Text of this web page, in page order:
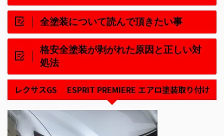
全塗装について読んで頂きたい事
格安全塗装が剥がれた原因と正しい対
処法
レクサスGS ESPRIT PREMIERE エアロ塗装取り付け